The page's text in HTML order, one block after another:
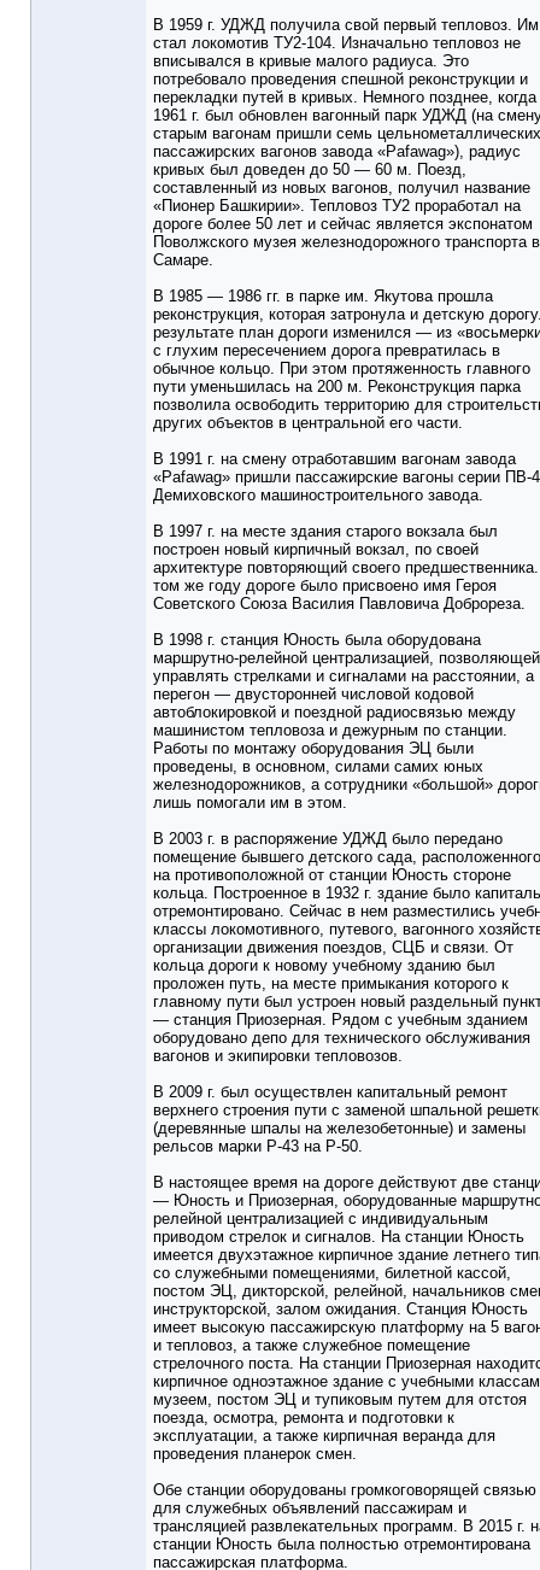
В 1959 г. УДЖД получила свой первый тепловоз. Им
стал локомотив ТУ2-104. Изначально тепловоз не
вписывался в кривые малого радиуса. Это
потребовало проведения спешной реконструкции и
перекладки путей в кривых. Немного позднее, когда
1961 г. был обновлен вагонный парк УДЖД (на
старым вагонам пришли семь цельнометаллических
пассажирских вагонов завода «Pafawag»), радиус
кривых был доведен до 50 — 60 м. Поезд,
составленный из новых вагонов, получил название
«Пионер Башкирии». Тепловоз ТУ2 проработал на
дороге более 50 лет и сейчас является экспонатом
Поволжского музея железнодорожного транспорта в
Самаре.
В 1985 — 1986 гг. в парке им. Якутова прошла
реконструкция, которая затронула и детскую
результате план дороги изменился — из
с глухим пересечением дорога превратилась в
обычное кольцо. При этом протяженность главного
пути уменьшилась на 200 м. Реконструкция парка
позволила освободить территорию для
других объектов в центральной его части.
В 1991 г. на смену отработавшим вагонам завода
«Pafawag» пришли пассажирские вагоны серии ПВ-
Демиховского машиностроительного завода.
В 1997 г. на месте здания старого вокзала был
построен новый кирпичный вокзал, по своей
архитектуре повторяющий своего
том же году дороге было присвоено имя Героя
Советского Союза Василия Павловича Доброреза.
В 1998 г. станция Юность была оборудована
маршрутно-релейной централизацией, позволяющей
управлять стрелками и сигналами на расстоянии, а
перегон — двусторонней числовой кодовой
автоблокировкой и поездной радиосвязью между
машинистом тепловоза и дежурным по станции.
Работы по монтажу оборудования ЭЦ были
проведены, в основном, силами самих юных
железнодорожников, а сотрудники «большой»
лишь помогали им в этом.
В 2003 г. в распоряжение УДЖД было передано
помещение бывшего детского сада, расположенного
на противоположной от станции Юность стороне
кольца. Построенное в 1932 г. здание было
отремонтировано. Сейчас в нем разместились
классы локомотивного, путевого, вагонного
организации движения поездов, СЦБ и связи. От
кольца дороги к новому учебному зданию был
проложен путь, на месте примыкания которого к
главному пути был устроен новый раздельный
— станция Приозерная. Рядом с учебным зданием
оборудовано депо для технического обслуживания
вагонов и экипировки тепловозов.
В 2009 г. был осуществлен капитальный ремонт
верхнего строения пути с заменой шпальной
(деревянные шпалы на железобетонные) и замены
рельсов марки Р-43 на Р-50.
В настоящее время на дороге действуют две
— Юность и Приозерная, оборудованные
релейной централизацией с индивидуальным
приводом стрелок и сигналов. На станции Юность
имеется двухэтажное кирпичное здание летнего
со служебными помещениями, билетной кассой,
постом ЭЦ, дикторской, релейной, начальников
инструкторской, залом ожидания. Станция Юность
имеет высокую пассажирскую платформу на 5
и тепловоз, а также служебное помещение
стрелочного поста. На станции Приозерная
кирпичное одноэтажное здание с учебными
музеем, постом ЭЦ и тупиковым путем для отстоя
поезда, осмотра, ремонта и подготовки к
эксплуатации, а также кирпичная веранда для
проведения планерок смен.
Обе станции оборудованы громкоговорящей связью
для служебных объявлений пассажирам и
трансляцией развлекательных программ. В 2015 г.
станции Юность была полностью отремонтирована
пассажирская платформа.